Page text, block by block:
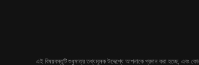
এই বিষয়বস্তুটি শুধুমাত্র তথ্যমূলক উদ্দেশ্যে আপনাকে প্রদান করা হচ্ছে, এবং